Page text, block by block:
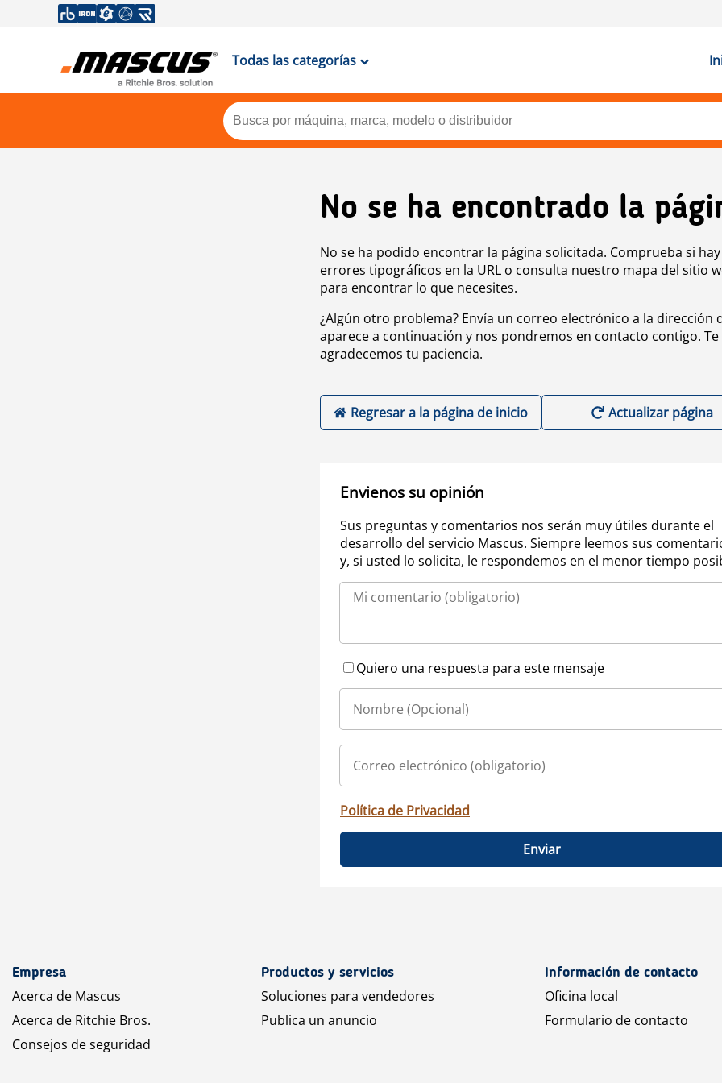
Todas las categorías
No se ha encontrado la
No se ha podido encontrar la página solicitada. Comprueba si hay
errores tipográficos en la URL o consulta nuestro mapa del sitio
para encontrar lo que necesites.
¿Algún otro problema? Envía un correo electrónico a la dirección
aparece a continuación y nos pondremos en contacto contigo. Te
agradecemos tu paciencia.
Regresar a la página de inicio Actualizar página
Envienos su opinión
Sus preguntas y comentarios nos serán muy útiles durante el
desarrollo del servicio Mascus. Siempre leemos sus
y, si usted lo solicita, le respondemos en el menor tiempo
Quiero una respuesta para este mensaje
Política de Privacidad
Enviar
Empresa
Acerca de Mascus
Acerca de Ritchie Bros.
Consejos de seguridad
Productos y servicios
Soluciones para vendedores
Publica un anuncio
Información de contacto
Oficina local
Formulario de contacto